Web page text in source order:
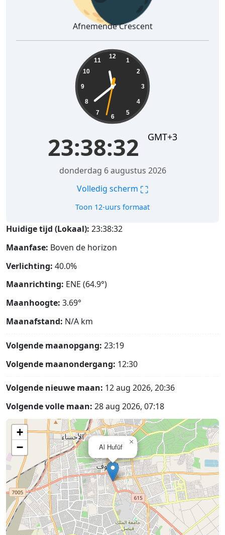
Afnemende Crescent
12
1
2
3
4
5
6
7
8
9
10
11
23:38:33 GMT+3
donderdag 6 augustus 2026
Volledig scherm ⛶
Toon 12-uurs formaat
Huidige tijd (Lokaal): 23:38:33
Maanfase: Boven de horizon
Verlichting: 40.0%
Maanrichting: ENE (64.9°)
Maanhoogte: 3.69°
Maanafstand: N/A km
Volgende maanopgang: 23:19
Volgende maanondergang: 12:30
Volgende nieuwe maan: 12 aug 2026, 20:36
Volgende volle maan: 28 aug 2026, 07:18
Al Hufūf
×
+
−